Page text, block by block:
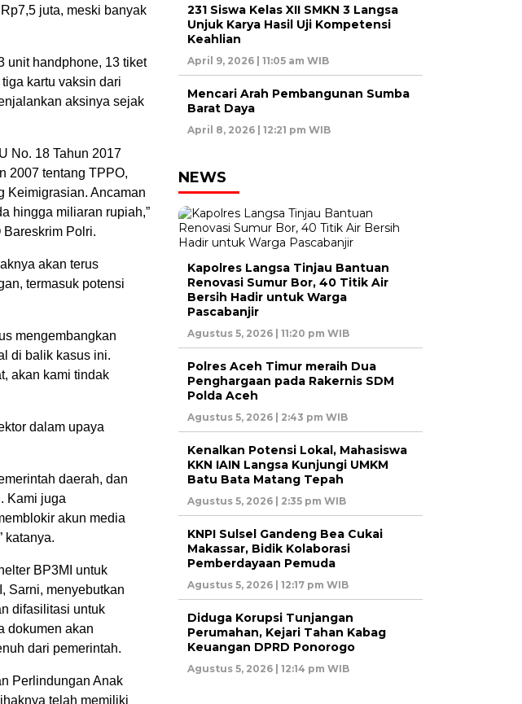
juta, meski banyak
unit handphone, 13 tiket
kartu vaksin dari
aksinya sejak
No. 18 Tahun 2017
2007 tentang TPPO,
Keimigrasian. Ancaman
hingga miliaran rupiah,”
Polri.
akan terus
termasuk potensi
mengembangkan
di balik kasus ini.
akan kami tindak
dalam upaya
daerah, dan
Kami juga
akun media
katanya.
BP3MI untuk
Sarni, menyebutkan
difasilitasi untuk
dokumen akan
dari pemerintah.
Perlindungan Anak
telah memiliki
231 Siswa Kelas XII SMKN 3 Langsa
Unjuk Karya Hasil Uji Kompetensi
Keahlian
April 9, 2026 | 11:05 am WIB
Mencari Arah Pembangunan Sumba
Barat Daya
April 8, 2026 | 12:21 pm WIB
NEWS
Kapolres Langsa Tinjau Bantuan
Renovasi Sumur Bor, 40 Titik Air
Bersih Hadir untuk Warga
Pascabanjir
Agustus 5, 2026 | 11:20 pm WIB
Polres Aceh Timur meraih Dua
Penghargaan pada Rakernis SDM
Polda Aceh
Agustus 5, 2026 | 2:43 pm WIB
Kenalkan Potensi Lokal, Mahasiswa
KKN IAIN Langsa Kunjungi UMKM
Batu Bata Matang Tepah
Agustus 5, 2026 | 2:35 pm WIB
KNPI Sulsel Gandeng Bea Cukai
Makassar, Bidik Kolaborasi
Pemberdayaan Pemuda
Agustus 5, 2026 | 12:17 pm WIB
Diduga Korupsi Tunjangan
Perumahan, Kejari Tahan Kabag
Keuangan DPRD Ponorogo
Agustus 5, 2026 | 12:14 pm WIB